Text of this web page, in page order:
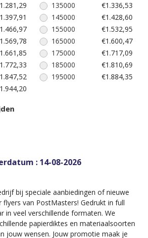
135000
€1.336,53
145000
€1.428,60
155000
€1.532,95
165000
€1.600,47
175000
€1.717,09
185000
€1.810,69
195000
€1.884,35
: 14-08-2026
bij speciale aanbiedingen of nieuwe
flyers van PostMasters! Gedrukt in full
in veel verschillende formaten. We
papierdiktes en materiaalsoorten
jouw wensen. Jouw promotie maak je